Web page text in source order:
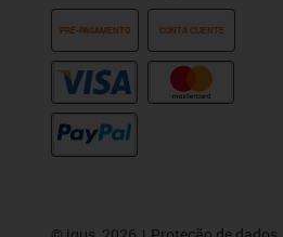
PRÉ-PAGAMENTO CONTA CLIENTE